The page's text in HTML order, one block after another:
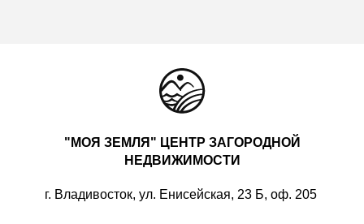
"МОЯ ЗЕМЛЯ" ЦЕНТР ЗАГОРОДНОЙ
НЕДВИЖИМОСТИ
г. Владивосток, ул. Енисейская, 23 Б, оф. 205